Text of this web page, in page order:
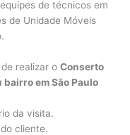
de técnicos em
de Unidade Móveis
de realizar oConserto
em São Paulo
da visita.
cliente.